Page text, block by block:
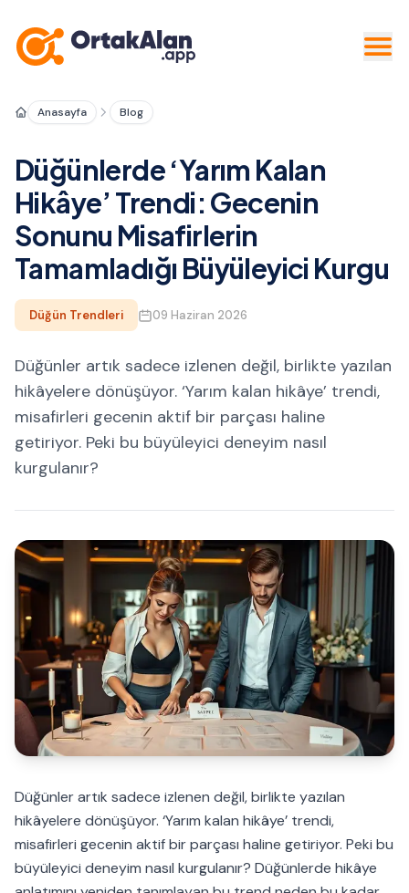
Anasayfa Blog
Düğünlerde ‘Yarım Kalan
Hikâye’ Trendi: Gecenin
Sonunu Misafirlerin
Tamamladığı Büyüleyici Kurgu
Düğün Trendleri 09 Haziran 2026
Düğünler artık sadece izlenen değil, birlikte yazılan
hikâyelere dönüşüyor. ‘Yarım kalan hikâye’ trendi,
misafirleri gecenin aktif bir parçası haline
getiriyor. Peki bu büyüleyici deneyim nasıl
kurgulanır?
Düğünler artık sadece izlenen değil, birlikte yazılan
hikâyelere dönüşüyor. ‘Yarım kalan hikâye’ trendi,
misafirleri gecenin aktif bir parçası haline getiriyor. Peki bu
büyüleyici deneyim nasıl kurgulanır? Düğünlerde hikâye